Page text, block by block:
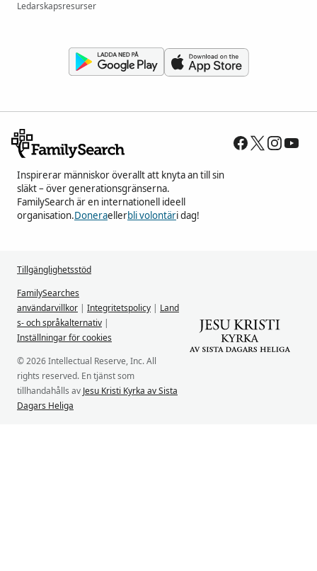
Ledarskapsresurser
Inspirerar människor överallt att knyta an till sin
släkt – över generationsgränserna.
FamilySearch är en internationell ideell
organisation.Doneraellerbli volontäri dag!
Tillgänglighetsstöd
FamilySearches
användarvillkor | Integritetspolicy | Land
s- och språkalternativ |
Inställningar för cookies
© 2026 Intellectual Reserve, Inc. All
rights reserved. En tjänst som
tillhandahålls av Jesu Kristi Kyrka av Sista
Dagars Heliga